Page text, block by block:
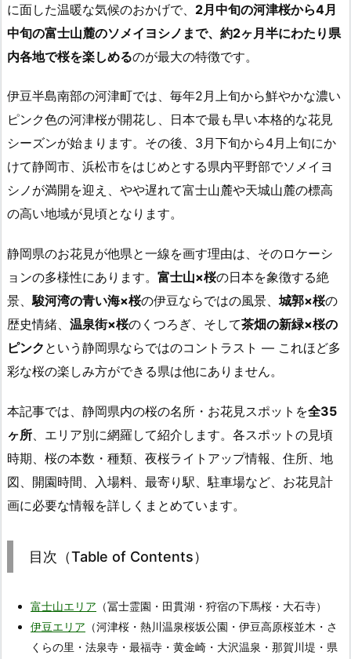
に面した温暖な気候のおかげで、 2月中旬の河津桜から4月
中旬の富士山麓のソメイヨシノまで、約2ヶ月半にわたり県
内各地で桜を楽しめるのが最大の特徴です。
伊豆半島南部の河津町では、毎年2月上旬から鮮やかな濃い
ピンク色の河津桜が開花し、日本で最も早い本格的な花見
シーズンが始まります。その後、3月下旬から4月上旬にか
けて静岡市、浜松市をはじめとする県内平野部でソメイヨ
シノが満開を迎え、やや遅れて富士山麓や天城山麓の標高
の高い地域が見頃となります。
静岡県のお花見が他県と一線を画す理由は、そのロケーシ
ョンの多様性にあります。 富士山×桜の日本を象徴する絶
景、駿河湾の青い海×桜の伊豆ならではの風景、 城郭×桜の
歴史情緒、 温泉街×桜のくつろぎ、そして茶畑の新緑×桜の
ピンク という静岡県ならではのコントラスト ― これほど多
彩な桜の楽しみ方ができる県は他にありません。
本記事では、静岡県内の桜の名所・お花見スポットを全35
ヶ所 、エリア別に網羅して紹介します。各スポットの見頃
時期、桜の本数・種類、夜桜ライトアップ情報、住所、地
図、開園時間、入場料、最寄り駅、駐車場など、お花見計
画に必要な情報を詳しくまとめています。
目次（Table of Contents）
富士山エリア （冨士霊園・田貫湖・狩宿の下馬桜・大石寺）
伊豆エリア （河津桜・熱川温泉桜坂公園・伊豆高原桜並木・さ
くらの里・法泉寺・最福寺・黄金崎・大沢温泉・那賀川堤・県